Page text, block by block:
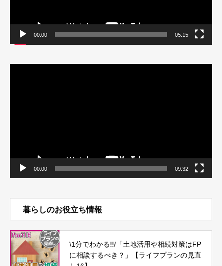
00:00 05:15
00:00 09:32
暮らしのお役立ち情報
\1分でわかる!!/「土地活用や相続対策はFP
に相談するべき？」【ライフプランの見直